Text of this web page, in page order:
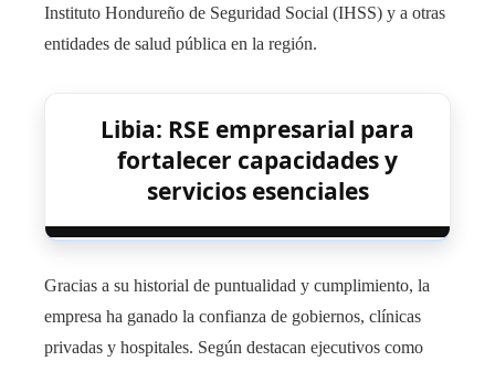
Instituto Hondureño de Seguridad Social (IHSS) y a otras
entidades de salud pública en la región.
Libia: RSE empresarial para
fortalecer capacidades y
servicios esenciales
Gracias a su historial de puntualidad y cumplimiento, la
empresa ha ganado la confianza de gobiernos, clínicas
privadas y hospitales. Según destacan ejecutivos como